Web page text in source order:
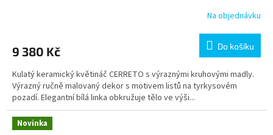
R
M
A
Na objednávku
9 380 Kč Do košíku
Kulatý keramický květináč CERRETO s výraznými kruhovými madly.
Výrazný ručně malovaný dekor s motivem listů na tyrkysovém
pozadí. Elegantní bílá linka obkružuje tělo ve výši...
Novinka